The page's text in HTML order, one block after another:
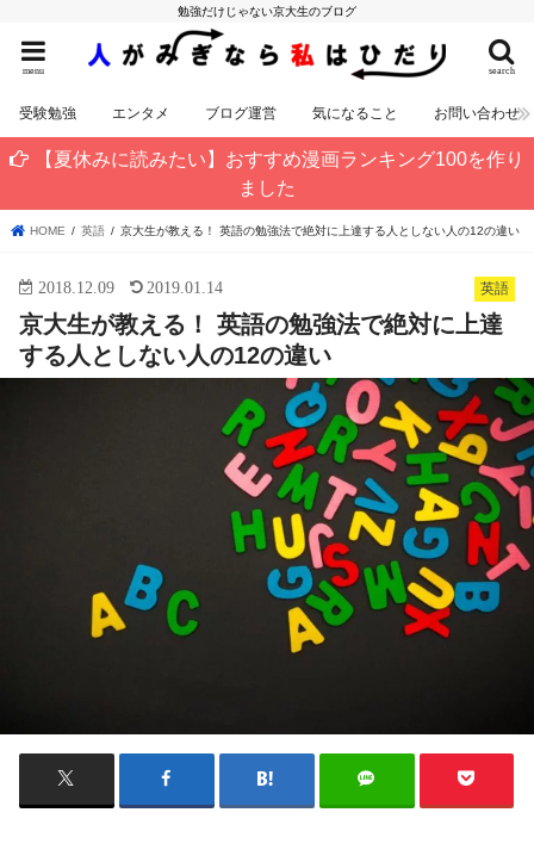
勉強だけじゃない京大生のブログ
search
menu
受験勉強 エンタメ ブログ運営 気になること お問い合わせ
【夏休みに読みたい】おすすめ漫画ランキング100を作り
ました
HOME 英語 京大生が教える！ 英語の勉強法で絶対に上達する人としない人の12の違い
英語
2018.12.09 2019.01.14
京大生が教える！ 英語の勉強法で絶対に上達
する人としない人の12の違い